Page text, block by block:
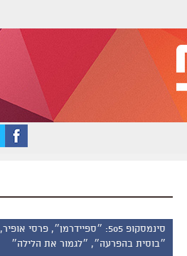
סינמסקופ 505: ״ספיידרמן״, פרסי אופיר,
״בוסית בהפרעה״, ״לגמור את הלילה״